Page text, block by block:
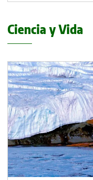
Ciencia y Vida